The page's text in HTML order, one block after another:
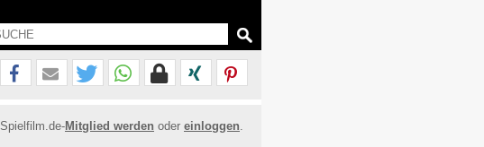
Spielfilm.de-Mitglied werden oder einloggen.